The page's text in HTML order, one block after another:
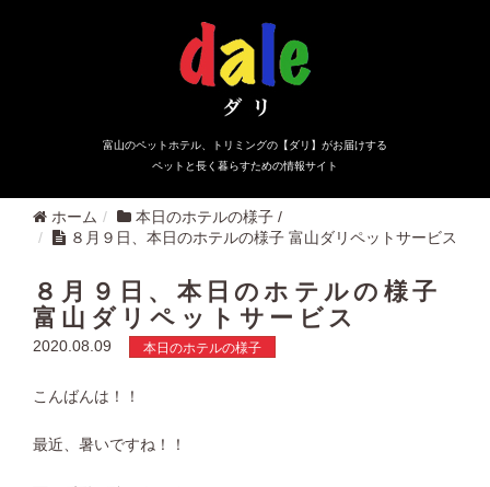
富山のペットホテル、トリミングの【ダリ】がお届けする
ペットと長く暮らすための情報サイト
ホーム 本日のホテルの様子 /
８月９日、本日のホテルの様子 富山ダリペットサービス
８月９日、本日のホテルの様子
富山ダリペットサービス
2020.08.09 本日のホテルの様子
こんばんは！！
最近、暑いですね！！